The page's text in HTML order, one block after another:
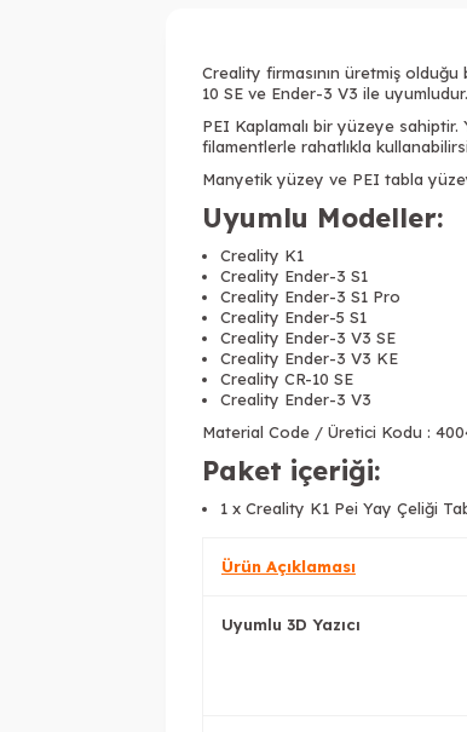
Creality firmasının üretmiş
10 SE ve Ender-3 V3 ile uyumludur.
PEI Kaplamalı bir yüzeye sahiptir.
filamentlerle rahatlıkla
Manyetik yüzey ve PEI tabla
Uyumlu Modeller:
Creality K1
Creality Ender-3 S1
Creality Ender-3 S1 Pro
Creality Ender-5 S1
Creality Ender-3 V3 SE
Creality Ender-3 V3 KE
Creality CR-10 SE
Creality Ender-3 V3
Material Code / Üretici Kodu :
Paket içeriği:
1 x Creality K1 Pei Yay Çeliği
Ürün Açıklaması
Uyumlu 3D Yazıcı